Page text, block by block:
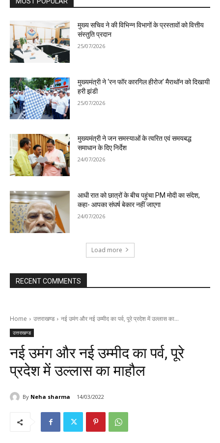
मुख्य सचिव ने की विभिन्न विभागों के प्रस्तावों को वित्तीय
संस्तुति प्रदान
25/07/2026
मुख्यमंत्री ने ‘रन फॉर कारगिल हीरोज’ मैराथॉन को दिखायी
हरी झंडी
25/07/2026
मुख्यमंत्री ने जन समस्याओं के त्वरित एवं समयबद्ध
समाधान के दिए निर्देश
24/07/2026
आधी रात को छात्रों के बीच पहुंचा PM मोदी का संदेश,
कहा- आपका संघर्ष बेकार नहीं जाएगा
24/07/2026
Load more
RECENT COMMENTS